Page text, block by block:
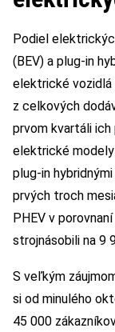
Podiel
(BEV) a plug-in
elektrické vozidlá
z celkových
prvom kvartáli ich
elektrické modely
plug-in
prvých troch
PHEV v
strojnásobili na 9
S veľkým
si od minulého
45 000